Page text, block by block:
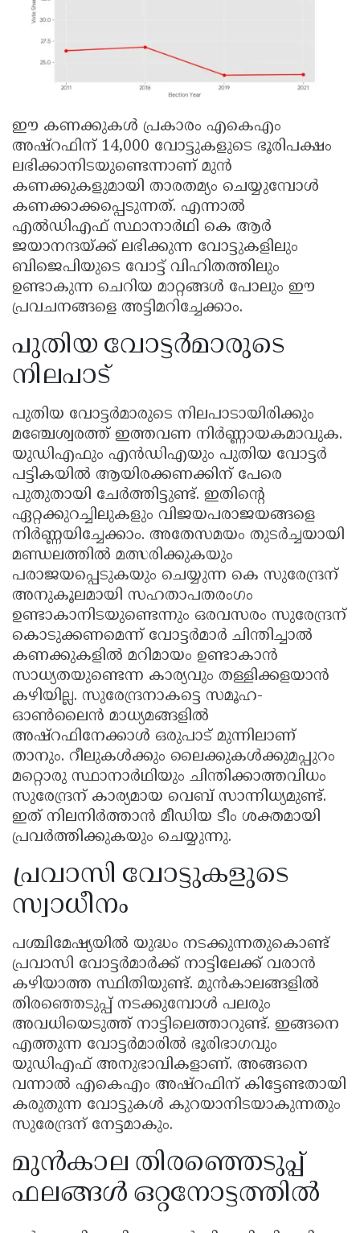
ഈ കണക്കുകൾ പ്രകാരം എകെഎം
അഷ്റഫിന് 14,000 വോട്ടുകളുടെ ഭൂരിപക്ഷം
ലഭിക്കാനിടയുണ്ടെന്നാണ് മുൻ
കണക്കുകളുമായി താരതമ്യം ചെയ്യുമ്പോൾ
കണക്കാക്കപ്പെടുന്നത്. എന്നാൽ
എൽഡിഎഫ് സ്ഥാനാർഥി കെ ആർ
ജയാനന്ദയ്ക്ക് ലഭിക്കുന്ന വോട്ടുകളിലും
ബിജെപിയുടെ വോട്ട് വിഹിതത്തിലും
ഉണ്ടാകുന്ന ചെറിയ മാറ്റങ്ങൾ പോലും ഈ
പ്രവചനങ്ങളെ അട്ടിമറിച്ചേക്കാം.
പുതിയ വോട്ടർമാരുടെ
നിലപാട്
പുതിയ വോട്ടർമാരുടെ നിലപാടായിരിക്കും
മഞ്ചേശ്വരത്ത് ഇത്തവണ നിർണ്ണായകമാവുക.
യുഡിഎഫും എൻഡിഎയും പുതിയ വോട്ടർ
പട്ടികയിൽ ആയിരക്കണക്കിന് പേരെ
പുതുതായി ചേർത്തിട്ടുണ്ട്. ഇതിന്റെ
ഏറ്റക്കുറച്ചിലുകളും വിജയപരാജയങ്ങളെ
നിർണ്ണയിച്ചേക്കാം. അതേസമയം തുടർച്ചയായി
മണ്ഡലത്തിൽ മത്സരിക്കുകയും
പരാജയപ്പെടുകയും ചെയ്യുന്ന കെ സുരേന്ദ്രന്
അനുകൂലമായി സഹതാപതരംഗം
ഉണ്ടാകാനിടയുണ്ടെന്നും ഒരവസരം സുരേന്ദ്രന്
കൊടുക്കണമെന്ന് വോട്ടർമാർ ചിന്തിച്ചാൽ
കണക്കുകളിൽ മറിമായം ഉണ്ടാകാൻ
സാധ്യതയുണ്ടെന്ന കാര്യവും തള്ളിക്കളയാൻ
കഴിയില്ല. സുരേന്ദ്രനാകട്ടെ സമൂഹ-
ഓൺലൈൻ മാധ്യമങ്ങളിൽ
അഷ്റഫിനേക്കാൾ ഒരുപാട് മുന്നിലാണ്
താനും. റീലുകൾക്കും ലൈക്കുകൾക്കുമപ്പുറം
മറ്റൊരു സ്ഥാനാർഥിയും ചിന്തിക്കാത്തവിധം
സുരേന്ദ്രന് കാര്യമായ വെബ് സാന്നിധ്യമുണ്ട്.
ഇത് നിലനിർത്താൻ മീഡിയ ടീം ശക്തമായി
പ്രവർത്തിക്കുകയും ചെയ്യുന്നു.
പ്രവാസി വോട്ടുകളുടെ
സ്വാധീനം
പശ്ചിമേഷ്യയിൽ യുദ്ധം നടക്കുന്നതുകൊണ്ട്
പ്രവാസി വോട്ടർമാർക്ക് നാട്ടിലേക്ക് വരാൻ
കഴിയാത്ത സ്ഥിതിയുണ്ട്. മുൻകാലങ്ങളിൽ
തിരഞ്ഞെടുപ്പ് നടക്കുമ്പോൾ പലരും
അവധിയെടുത്ത് നാട്ടിലെത്താറുണ്ട്. ഇങ്ങനെ
എത്തുന്ന വോട്ടർമാരിൽ ഭൂരിഭാഗവും
യുഡിഎഫ് അനുഭാവികളാണ്. അങ്ങനെ
വന്നാൽ എകെഎം അഷ്റഫിന് കിട്ടേണ്ടതായി
കരുതുന്ന വോട്ടുകൾ കുറയാനിടയാകുന്നതും
സുരേന്ദ്രന് നേട്ടമാകും.
മുൻകാല തിരഞ്ഞെടുപ്പ്
ഫലങ്ങൾ ഒറ്റനോട്ടത്തിൽ